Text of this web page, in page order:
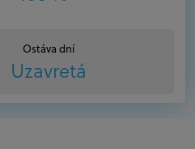
Ostáva dní
Uzavretá